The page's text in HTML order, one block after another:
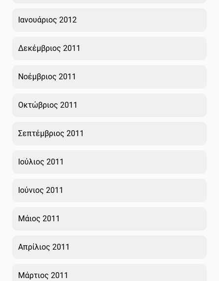
Ιανουάριος 2012
Δεκέμβριος 2011
Νοέμβριος 2011
Οκτώβριος 2011
Σεπτέμβριος 2011
Ιούλιος 2011
Ιούνιος 2011
Μάιος 2011
Απρίλιος 2011
Μάρτιος 2011